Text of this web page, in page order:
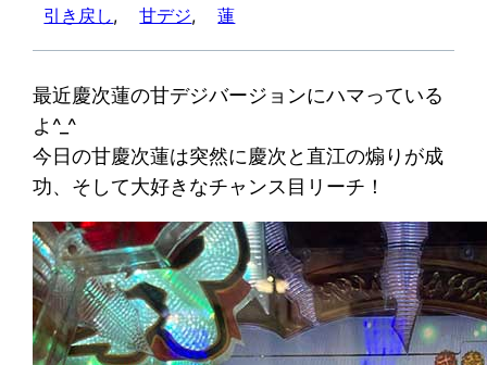
引き戻し, 甘デジ, 蓮
最近慶次蓮の甘デジバージョンにハマっている
よ^_^
今日の甘慶次蓮は突然に慶次と直江の煽りが成
功、そして大好きなチャンス目リーチ！